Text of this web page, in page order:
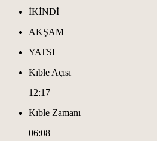
İKİNDİ
AKŞAM
YATSI
Kıble Açısı
12:17
Kıble Zamanı
06:08